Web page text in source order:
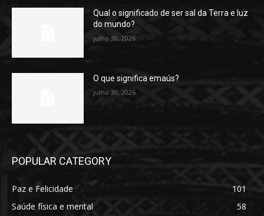
Qual o significado de ser sal da Terra e luz
do mundo?
julho 30, 2026
O que significa emaús?
julho 30, 2026
POPULAR CATEGORY
Paz e Felicidade
101
Saúde física e mental
58